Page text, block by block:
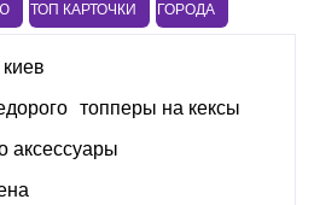
ТОП КАРТОЧКИ ГОРОДА
топперы на кексы
аксессуары